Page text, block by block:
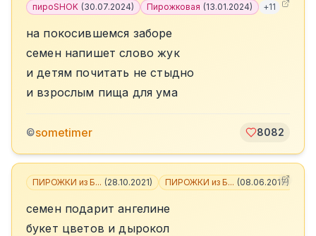
пироSHOK (30.07.2024) Пирожковая (13.01.2024) +11
на покосившемся заборе
семен напишет слово жук
и детям почитать не стыдно
и взрослым пища для ума
©sometimer 8082
ПИРОЖКИ из Б... (28.10.2021) ПИРОЖКИ из Б... (08.06.2017)
семен подарит ангелине
букет цветов и дырокол